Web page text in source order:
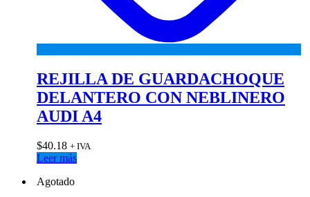
REJILLA DE GUARDACHOQUE
DELANTERO CON NEBLINERO
AUDI A4
$40.18 + IVA
Leer más
Agotado